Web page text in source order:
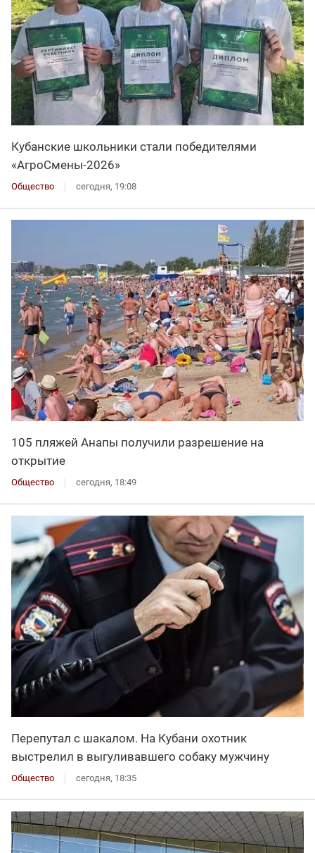
Кубанские школьники стали победителями
«АгроСмены-2026»
Общество сегодня, 19:08
105 пляжей Анапы получили разрешение на
открытие
Общество сегодня, 18:49
Перепутал с шакалом. На Кубани охотник
выстрелил в выгуливавшего собаку мужчину
Общество сегодня, 18:35